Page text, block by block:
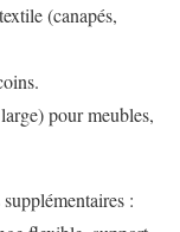
(canapés,
pour meubles,
: